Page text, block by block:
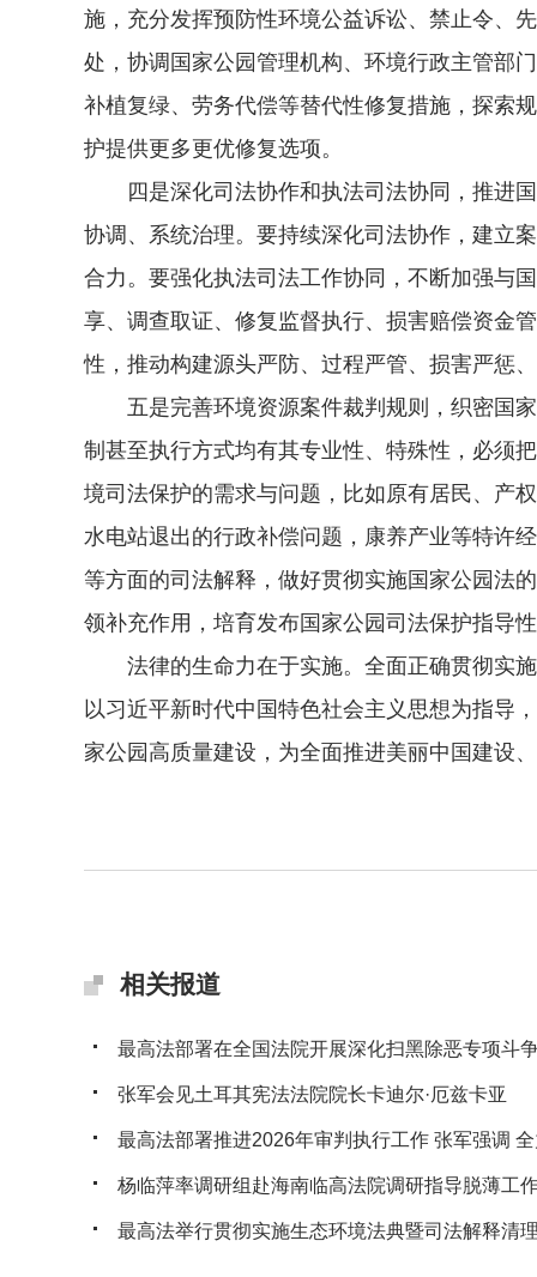
施，充分发挥预防性环境公益诉讼、禁止令、
处，协调国家公园管理机构、环境行政主管部
补植复绿、劳务代偿等替代性修复措施，探索
护提供更多更优修复选项。
四是深化司法协作和执法司法协同，推进国
协调、系统治理。要持续深化司法协作，建立
合力。要强化执法司法工作协同，不断加强与
享、调查取证、修复监督执行、损害赔偿资金
性，推动构建源头严防、过程严管、损害严惩
五是完善环境资源案件裁判规则，织密国家
制甚至执行方式均有其专业性、特殊性，必须
境司法保护的需求与问题，比如原有居民、产
水电站退出的行政补偿问题，康养产业等特许
等方面的司法解释，做好贯彻实施国家公园法
领补充作用，培育发布国家公园司法保护指导
法律的生命力在于实施。全面正确贯彻实施
以习近平新时代中国特色社会主义思想为指导
家公园高质量建设，为全面推进美丽中国建设
相关报道
最高法部署在全国法院开展深化扫黑除恶专项斗
张军会见土耳其宪法法院院长卡迪尔·厄兹卡亚
最高法部署推进2026年审判执行工作 张军强调
杨临萍率调研组赴海南临高法院调研指导脱薄工
最高法举行贯彻实施生态环境法典暨司法解释清